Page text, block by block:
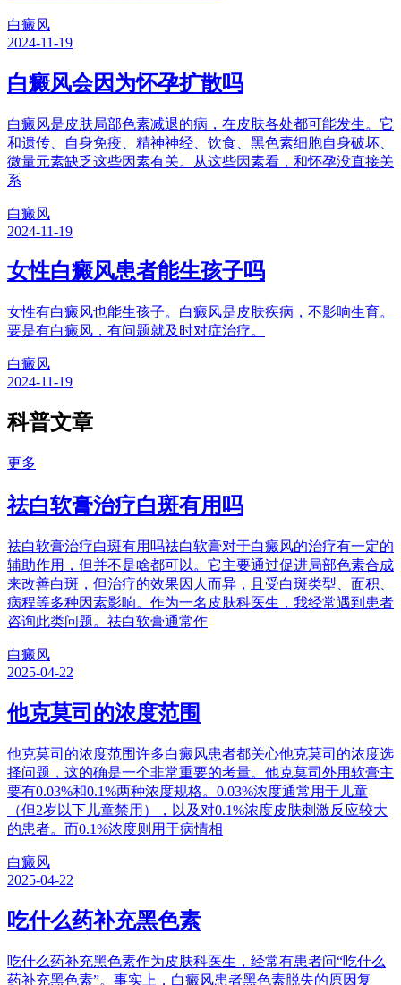
白癜风
2024-11-19
白癜风会因为怀孕扩散吗
白癜风是皮肤局部色素减退的病，在皮肤各处都可能发生。它
和遗传、自身免疫、精神神经、饮食、黑色素细胞自身破坏、
微量元素缺乏这些因素有关。从这些因素看，和怀孕没直接关
系
白癜风
2024-11-19
女性白癜风患者能生孩子吗
女性有白癜风也能生孩子。白癜风是皮肤疾病，不影响生育。
要是有白癜风，有问题就及时对症治疗。
白癜风
2024-11-19
科普文章
更多
祛白软膏治疗白斑有用吗
祛白软膏治疗白斑有用吗祛白软膏对于白癜风的治疗有一定的
辅助作用，但并不是啥都可以。它主要通过促进局部色素合成
来改善白斑，但治疗的效果因人而异，且受白斑类型、面积、
病程等多种因素影响。作为一名皮肤科医生，我经常遇到患者
咨询此类问题。祛白软膏通常作
白癜风
2025-04-22
他克莫司的浓度范围
他克莫司的浓度范围许多白癜风患者都关心他克莫司的浓度选
择问题，这的确是一个非常重要的考量。他克莫司外用软膏主
要有0.03%和0.1%两种浓度规格。0.03%浓度通常用于儿童
（但2岁以下儿童禁用），以及对0.1%浓度皮肤刺激反应较大
的患者。而0.1%浓度则用于病情相
白癜风
2025-04-22
吃什么药补充黑色素
吃什么药补充黑色素作为皮肤科医生，经常有患者问“吃什么
药补充黑色素”。事实上，白癜风患者黑色素脱失的原因复